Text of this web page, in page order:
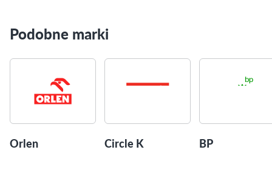
Podobne marki
Orlen Circle K BP